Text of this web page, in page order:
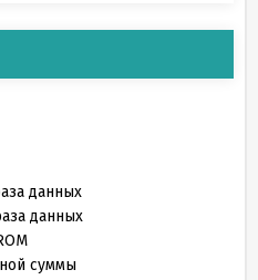
данных
данных
суммы